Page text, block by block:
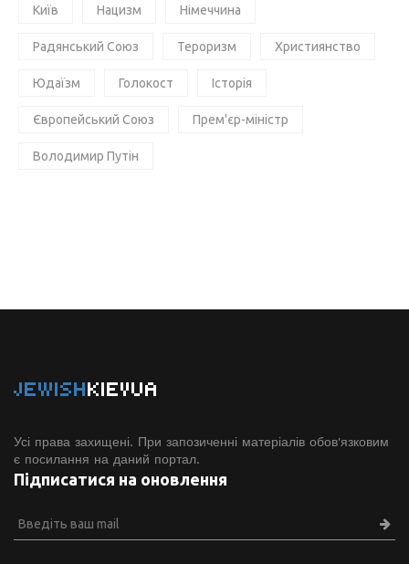
Київ Нацизм Німеччина
Радянський Союз Тероризм Християнство
Юдаїзм Голокост Історія
Європейський Союз Прем'єр-міністр
Володимир Путін
JEWISHKIEVUA
Усі права захищені. При запозиченні матеріалів обов'язковим
є посилання на даний портал.
Підписатися на оновлення